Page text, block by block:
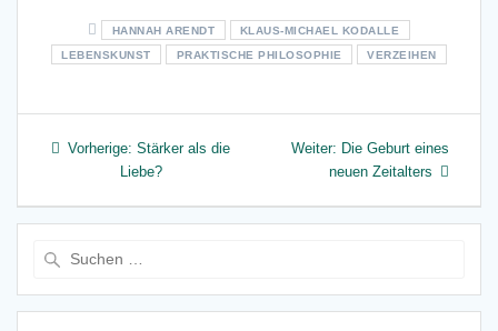
HANNAH ARENDT
KLAUS-MICHAEL KODALLE
LEBENSKUNST
PRAKTISCHE PHILOSOPHIE VERZEIHEN
Beitragsnavigation
Vorherige: Vorheriger
Beitrag:
Stärker als die
Liebe?
Weiter: Nächster
Beitrag:
Die Geburt eines
neuen Zeitalters